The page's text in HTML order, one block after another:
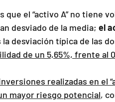
que el “activo A” no tiene
desviado de la media; el
la desviación típica de las
de un 5,65%, frente al
realizadas en el
mayor riesgo potencial,